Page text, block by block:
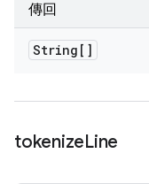
傳回
String[]
tokenizeLine